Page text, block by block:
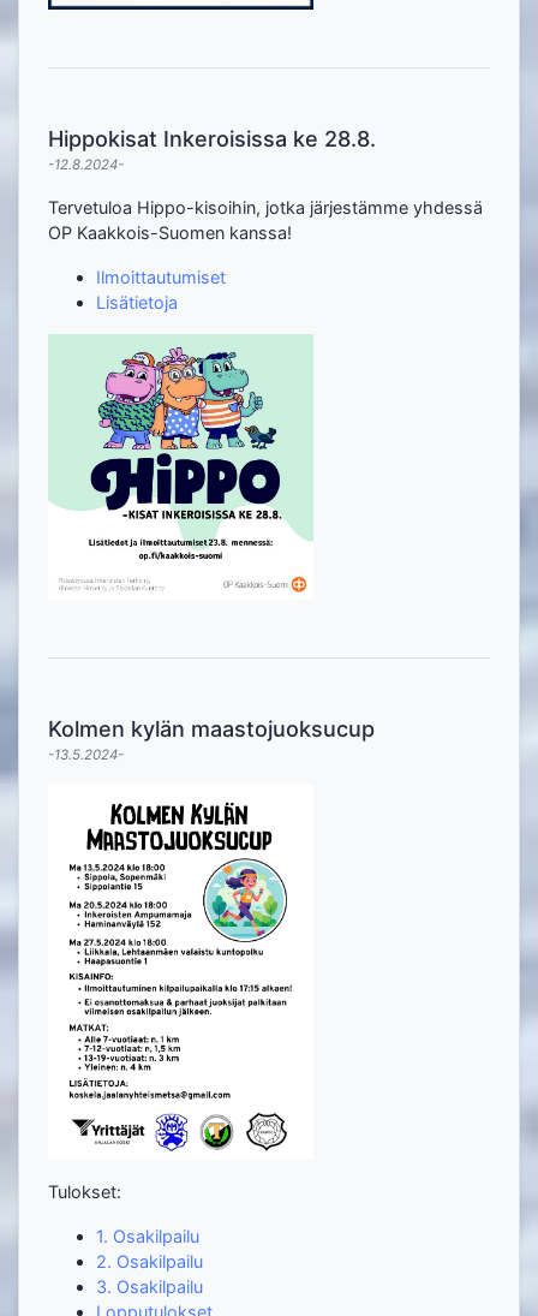
Hippokisat Inkeroisissa ke 28.8.
-12.8.2024-
Tervetuloa Hippo-kisoihin, jotka järjestämme yhdessä
OP Kaakkois-Suomen kanssa!
Ilmoittautumiset
Lisätietoja
Kolmen kylän maastojuoksucup
-13.5.2024-
Tulokset:
1. Osakilpailu
2. Osakilpailu
3. Osakilpailu